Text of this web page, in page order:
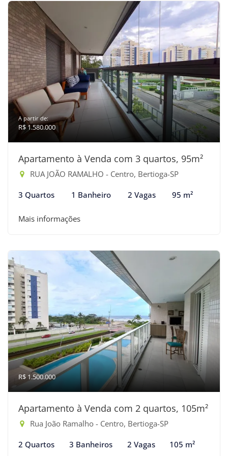
A partir de:
R$ 1.580.000
Apartamento à Venda com 3 quartos, 95m²
RUA JOÃO RAMALHO - Centro, Bertioga-SP
3 Quartos 1 Banheiro 2 Vagas 95 m²
Mais informações
R$ 1.500.000
Apartamento à Venda com 2 quartos, 105m²
Rua João Ramalho - Centro, Bertioga-SP
2 Quartos 3 Banheiros 2 Vagas 105 m²